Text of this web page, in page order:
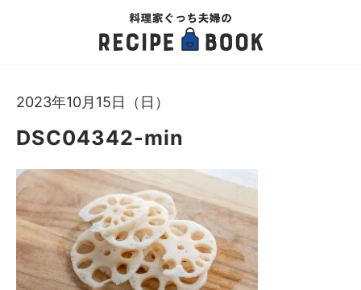
2023年10月15日（日）
DSC04342-min